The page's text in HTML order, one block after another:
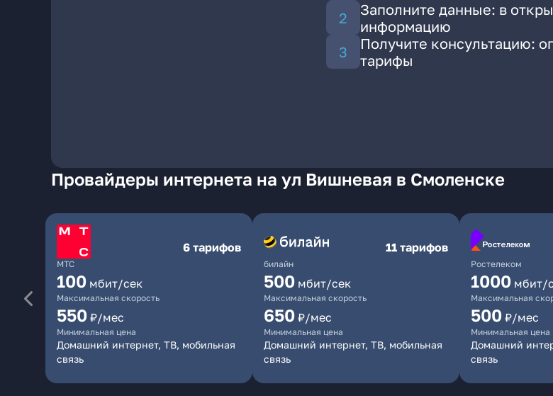
Заполните данные: в
информацию
Получите консультацию:
тарифы
Провайдеры интернета на ул Вишневая в Смоленске
МТС
6 тарифов
100 мбит/сек
Максимальная скорость
550 ₽/мес
Минимальная цена
Домашний интернет, ТВ, мобильная
связь
билайн
11 тарифов
500 мбит/сек
Максимальная скорость
650 ₽/мес
Минимальная цена
Домашний интернет, ТВ, мобильная
связь
Ростелеком
1000 мбит/
Максимальная
500 ₽/мес
Минимальная цена
Домашний
связь